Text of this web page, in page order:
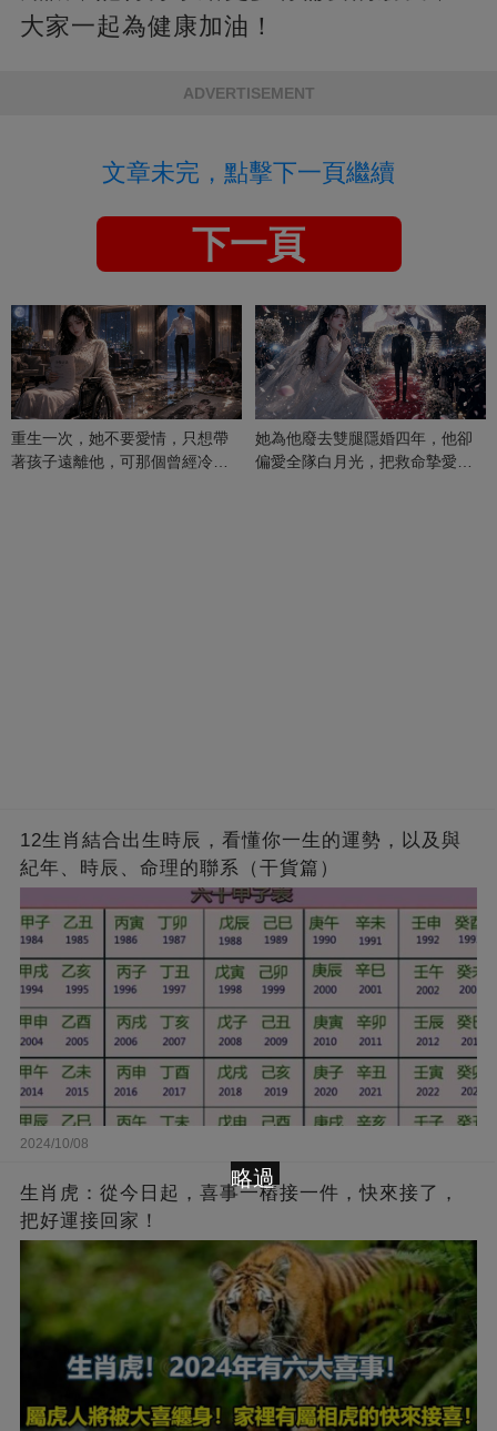
大家一起為健康加油！
ADVERTISEMENT
文章未完，點擊下一頁繼續
下一頁
重生一次，她不要愛情，只想帶
著孩子遠離他，可那個曾經冷漠
她為他廢去雙腿隱婚四年，他卻
偏愛全隊白月光，把救命摯愛當
12生肖結合出生時辰，看懂你一生的運勢，以及與
紀年、時辰、命理的聯系（干貨篇）
2024/10/08
生肖虎：從今日起，喜事一樁接一件，快來接了，
把好運接回家！
略過